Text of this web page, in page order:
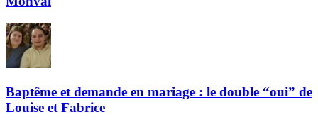
Baptême et demande en mariage : le double “oui” de
Louise et Fabrice